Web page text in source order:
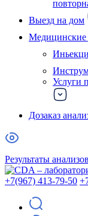
Выезд на дом
Медицинские
Услуги
Дозаказ
Результаты анализов
+7(967) 413-79-50